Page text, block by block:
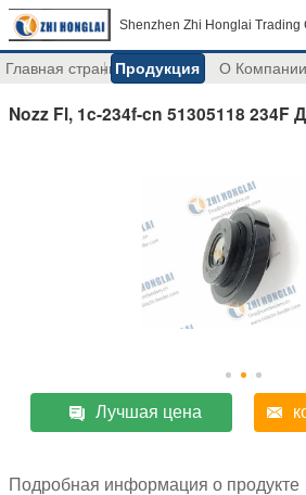
Shenzhen Zhi Honglai Trading
Главная страницаПродукция О Компании
Nozz Fl, 1c-234f-cn 51305118
Лучшая цена
Подробная информация о продукте